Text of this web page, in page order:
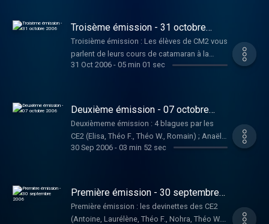
champion de l'humour, Romain !
Troisème émission - 31 octobre
2006
Troisième émission : Les élèves de CM2 vous
parlent de leurs cours de catamaran à la
plage : interview d'Alexandra par Noémie ;
31 Oct 2006- 05 min 01 sec
Deuxième émission - 07 octobre
2006
Deuxièmeme émission : 4 blagues par les
CE2 (Elisa, Théo F., Théo W., Romain) ; Anaëlle
vous présente une interview exclusive de
de la chanteuse américaine, Pink. Pré;sentée
30 Sep 2006- 03 min 52 sec
Première émission - 30 septembre
2006
Première émission : les devinettes des CE2
(Antoine, Laurélène, Théo F., Nohra, Théo W.),